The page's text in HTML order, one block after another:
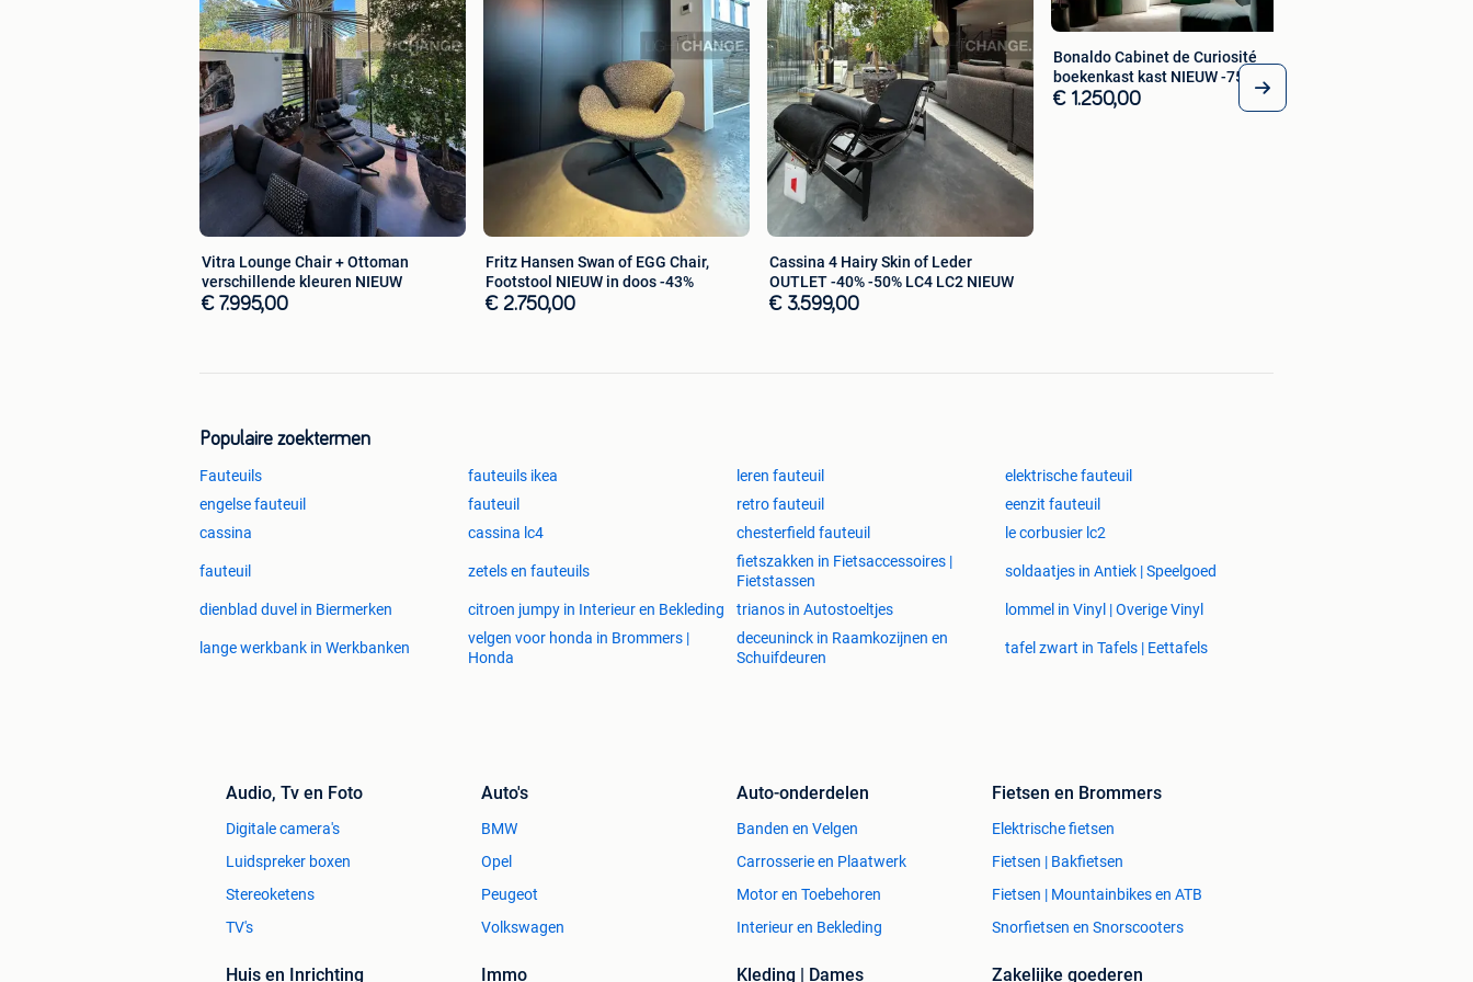
Vitra Lounge Chair + Ottoman
verschillende kleuren NIEUW
€ 7.995,00
Fritz Hansen Swan of EGG Chair,
Footstool NIEUW in doos -43%
€ 2.750,00
Cassina 4 Hairy Skin of Leder
OUTLET -40% -50% LC4 LC2 NIEUW
€ 3.599,00
Bonaldo Cabinet de Curiosité
boekenkast kast NIEUW -75%
€ 1.250,00
Populaire zoektermen
Fauteuils fauteuils ikea leren fauteuil
elektrische fauteuil
engelse fauteuil
fauteuil retro fauteuil
eenzit fauteuil
cassina
cassina lc4 chesterfield fauteuil le corbusier lc2
fauteuil zetels en fauteuils
fietszakken in Fietsaccessoires |
Fietstassen
soldaatjes in Antiek | Speelgoed
dienblad duvel in Biermerken citroen jumpy in Interieur en Bekleding trianos in Autostoeltjes lommel in Vinyl | Overige Vinyl
lange werkbank in Werkbanken
velgen voor honda in Brommers |
Honda
deceuninck in Raamkozijnen en
Schuifdeuren
tafel zwart in Tafels | Eettafels
Audio, Tv en Foto
Digitale camera's
Luidspreker boxen
Stereoketens
TV's
Auto's
BMW
Opel
Peugeot
Volkswagen
Auto-onderdelen
Banden en Velgen
Carrosserie en Plaatwerk
Motor en Toebehoren
Interieur en Bekleding
Fietsen en Brommers
Elektrische fietsen
Fietsen | Bakfietsen
Fietsen | Mountainbikes en ATB
Snorfietsen en Snorscooters
Huis en Inrichting Immo Kleding | Dames Zakelijke goederen